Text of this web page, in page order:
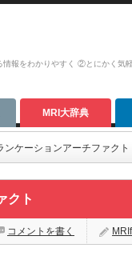
報をわかりやすく ②とにかく気
MRI大辞典
ンケーションアーチファクト
クト
コメントを書く